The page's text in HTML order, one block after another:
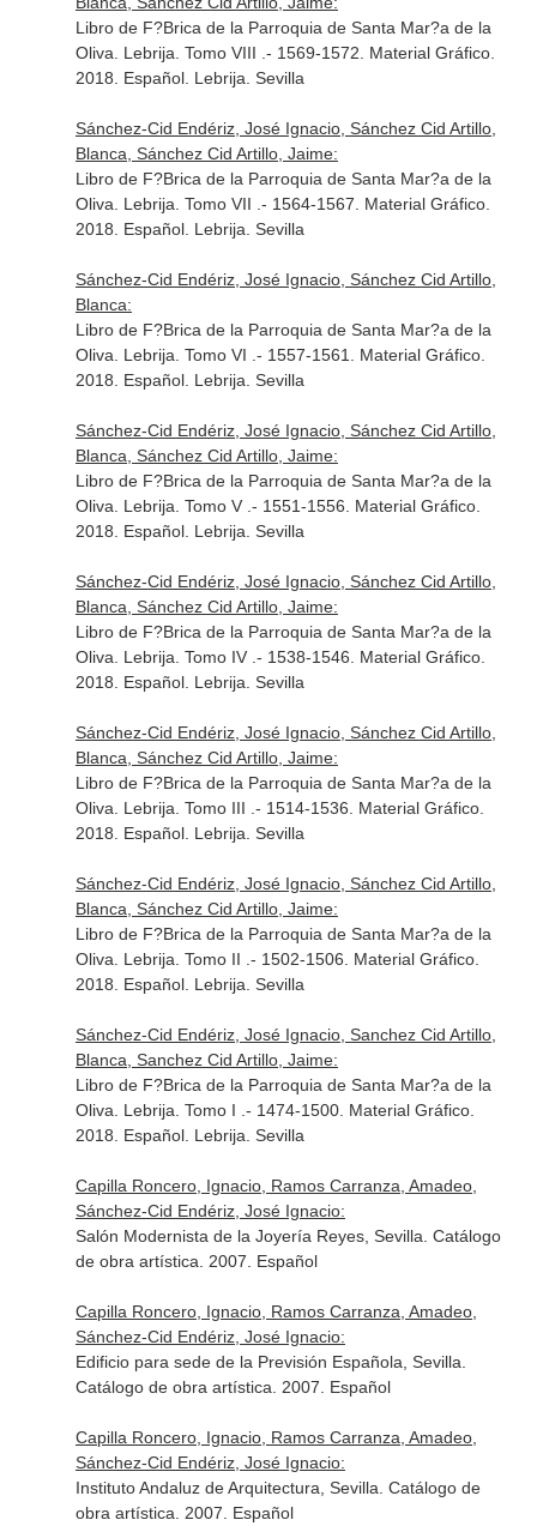
Libro de F?Brica de la Parroquia de Santa Mar?a de la
Oliva. Lebrija. Tomo VIII .- 1569-1572. Material Gráfico.
2018. Español. Lebrija. Sevilla
Sánchez-Cid Endériz, José Ignacio, Sánchez Cid Artillo,
Blanca, Sánchez Cid Artillo, Jaime:
Libro de F?Brica de la Parroquia de Santa Mar?a de la
Oliva. Lebrija. Tomo VII .- 1564-1567. Material Gráfico.
2018. Español. Lebrija. Sevilla
Sánchez-Cid Endériz, José Ignacio, Sánchez Cid Artillo,
Blanca:
Libro de F?Brica de la Parroquia de Santa Mar?a de la
Oliva. Lebrija. Tomo VI .- 1557-1561. Material Gráfico.
2018. Español. Lebrija. Sevilla
Sánchez-Cid Endériz, José Ignacio, Sánchez Cid Artillo,
Blanca, Sánchez Cid Artillo, Jaime:
Libro de F?Brica de la Parroquia de Santa Mar?a de la
Oliva. Lebrija. Tomo V .- 1551-1556. Material Gráfico.
2018. Español. Lebrija. Sevilla
Sánchez-Cid Endériz, José Ignacio, Sánchez Cid Artillo,
Blanca, Sánchez Cid Artillo, Jaime:
Libro de F?Brica de la Parroquia de Santa Mar?a de la
Oliva. Lebrija. Tomo IV .- 1538-1546. Material Gráfico.
2018. Español. Lebrija. Sevilla
Sánchez-Cid Endériz, José Ignacio, Sánchez Cid Artillo,
Blanca, Sánchez Cid Artillo, Jaime:
Libro de F?Brica de la Parroquia de Santa Mar?a de la
Oliva. Lebrija. Tomo III .- 1514-1536. Material Gráfico.
2018. Español. Lebrija. Sevilla
Sánchez-Cid Endériz, José Ignacio, Sánchez Cid Artillo,
Blanca, Sánchez Cid Artillo, Jaime:
Libro de F?Brica de la Parroquia de Santa Mar?a de la
Oliva. Lebrija. Tomo II .- 1502-1506. Material Gráfico.
2018. Español. Lebrija. Sevilla
Sánchez-Cid Endériz, José Ignacio, Sanchez Cid Artillo,
Blanca, Sanchez Cid Artillo, Jaime:
Libro de F?Brica de la Parroquia de Santa Mar?a de la
Oliva. Lebrija. Tomo I .- 1474-1500. Material Gráfico.
2018. Español. Lebrija. Sevilla
Capilla Roncero, Ignacio, Ramos Carranza, Amadeo,
Sánchez-Cid Endériz, José Ignacio:
Salón Modernista de la Joyería Reyes, Sevilla. Catálogo
de obra artística. 2007. Español
Capilla Roncero, Ignacio, Ramos Carranza, Amadeo,
Sánchez-Cid Endériz, José Ignacio:
Edificio para sede de la Previsión Española, Sevilla.
Catálogo de obra artística. 2007. Español
Capilla Roncero, Ignacio, Ramos Carranza, Amadeo,
Sánchez-Cid Endériz, José Ignacio:
Instituto Andaluz de Arquitectura, Sevilla. Catálogo de
obra artística. 2007. Español